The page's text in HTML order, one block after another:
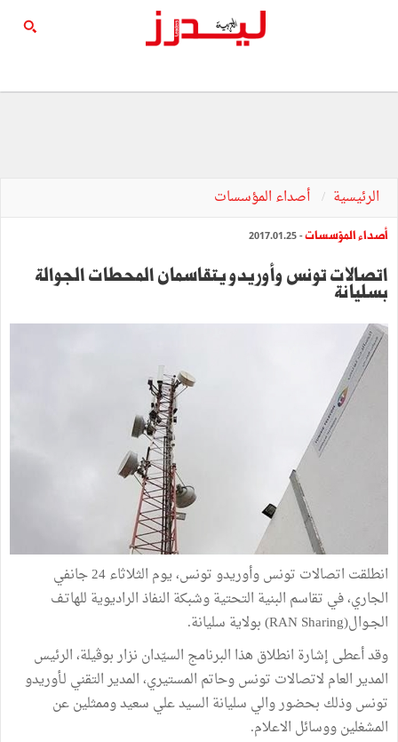
الرئيسية أصداء المؤسسات
أصداء المؤسسات- 2017.01.25
اتصالات تونس وأوريدو يتقاسمان المحطات الجوالة
بسليانة
انطلقت اتصالات تونس وأوريدو تونس، يوم الثلاثاء 24 جانفي
الجاري، في تقاسم البنية التحتية وشبكة النفاذ الراديوية للهاتـف
الجـوال(RAN Sharing)
بولاية سليانة.
وقد أعطى إشارة انطلاق هذا البرنامج السيّدان نزار بوڤيلة، الرئيس
المدير العام لاتصالات تونس وحاتم المستيري، المدير التقني لـأوريدو
تونس وذلك بحضور والي سليانة السيد علي سعيد وممثلين عن
المشغلين ووسائل الاعلام.